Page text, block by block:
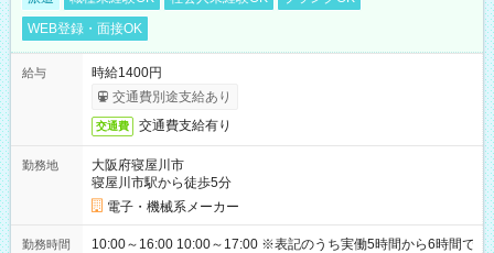
WEB登録・面接OK
給与
時給1400円
交通費別途支給あり
交通費 交通費支給有り
勤務地
大阪府寝屋川市
寝屋川市駅から徒歩5分
電子・機械系メーカー
勤務時間
10:00～16:00 10:00～17:00 ※表記のうち実働5時間から6時間で